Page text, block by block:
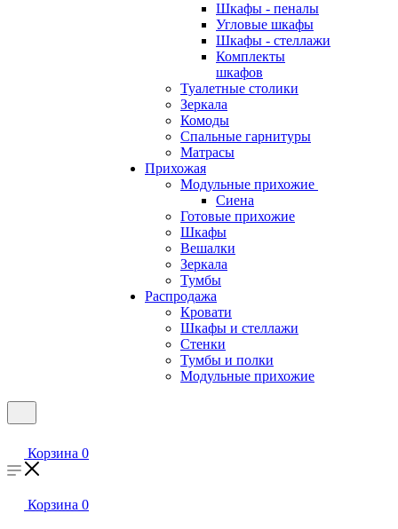
Шкафы - пеналы
Угловые шкафы
Шкафы - стеллажи
Комплекты
шкафов
Туалетные столики
Зеркала
Комоды
Спальные гарнитуры
Матрасы
Прихожая
Модульные прихожие
Сиена
Готовые прихожие
Шкафы
Вешалки
Зеркала
Тумбы
Распродажа
Кровати
Шкафы и стеллажи
Стенки
Тумбы и полки
Модульные прихожие
Корзина 0
Корзина 0